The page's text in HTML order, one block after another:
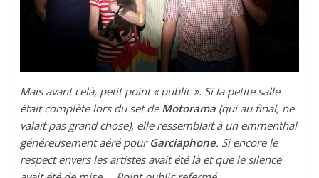
Mais avant celà, petit point « public ». Si la petite salle
était complète lors du set de Motorama (qui au final, ne
valait pas grand chose), elle ressemblait à un emmenthal
généreusement aéré pour Garciaphone. Si encore le
respect envers les artistes avait été là et que le silence